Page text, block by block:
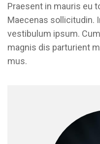
Praesent in mauris eu
Maecenas sollicitudin.
vestibulum ipsum.
magnis dis parturient
mus.